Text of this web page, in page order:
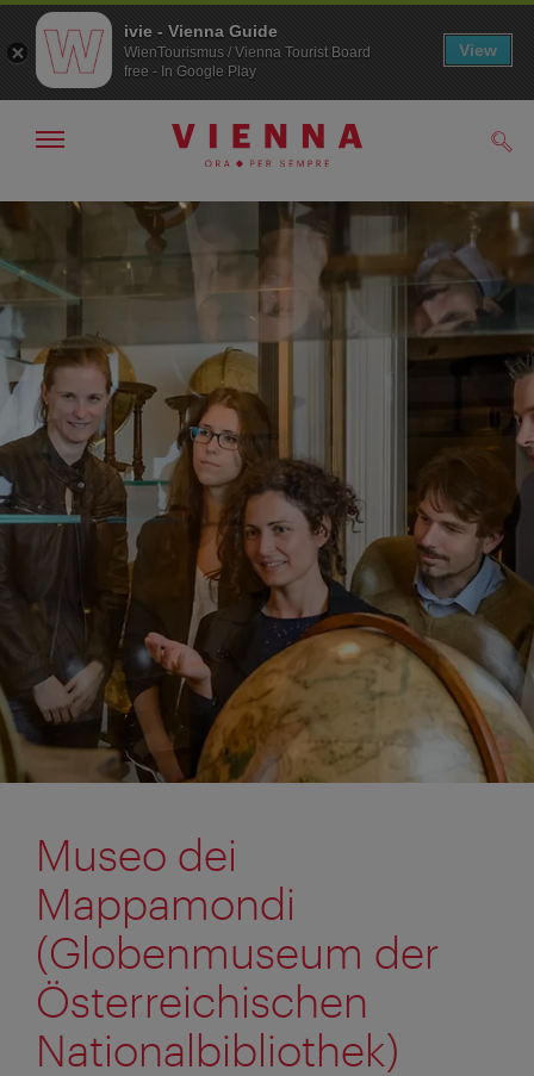
Alla
navigazione
Al
contenuto
Mostra/nascondi
Museo dei
Mappamondi
(Globenmuseum der
Österreichischen
Nationalbibliothek)
ivie - Vienna Guide
WienTourismus / Vienna Tourist Board
free - In Google Play
View